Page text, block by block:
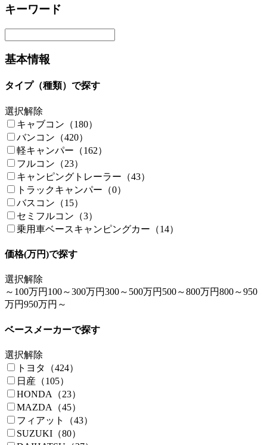
キーワード
基本情報
タイプ（種類）で探す
選択解除
キャブコン（180）
バンコン（420）
軽キャンパー（162）
フルコン（23）
キャンピングトレーラー（43）
トラックキャンパー（0）
バスコン（15）
セミフルコン（3）
乗用車ベースキャンピングカー（14）
価格(万円)で探す
選択解除
～100万円 100～300万円300～500万円 500～800万円800～950
万円950万円～
ベースメーカーで探す
選択解除
トヨタ（424）
日産（105）
HONDA（23）
MAZDA（45）
フィアット（43）
SUZUKI（80）